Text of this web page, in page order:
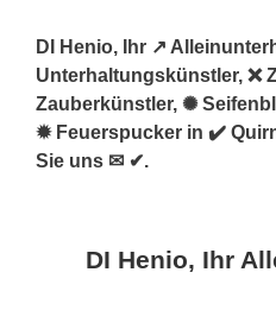
DI Henio, Ihr ↗️
Unterhaltungskünstler, ❌
Zauberkünstler, ✺
✹ Feuerspucker in ✔️
Sie uns ✉ ✔.
DI Henio, Ihr